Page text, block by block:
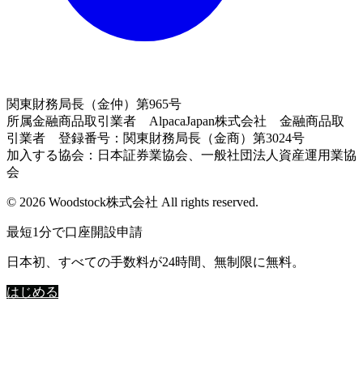
関東財務局長（金仲）第965号
所属金融商品取引業者 AlpacaJapan株式会社 金融商品取
引業者 登録番号：関東財務局長（金商）第3024号
加入する協会：日本証券業協会、一般社団法人資産運用業協
会
© 2026 Woodstock株式会社 All rights reserved.
最短1分で口座開設申請
日本初、すべての手数料が24時間、無制限に無料。
はじめる